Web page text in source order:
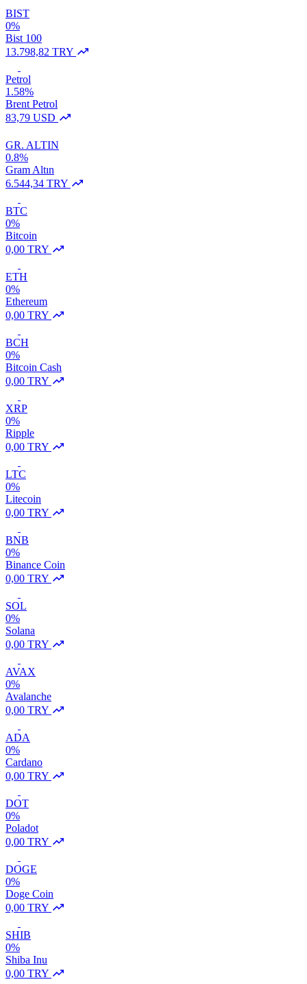
BIST
0%
Bist 100
13.798,82 TRY
Petrol
1.58%
Brent Petrol
83,79 USD
GR. ALTIN
0.8%
Gram Altın
6.544,34 TRY
BTC
0%
Bitcoin
0,00 TRY
ETH
0%
Ethereum
0,00 TRY
BCH
0%
Bitcoin Cash
0,00 TRY
XRP
0%
Ripple
0,00 TRY
LTC
0%
Litecoin
0,00 TRY
BNB
0%
Binance Coin
0,00 TRY
SOL
0%
Solana
0,00 TRY
AVAX
0%
Avalanche
0,00 TRY
ADA
0%
Cardano
0,00 TRY
DOT
0%
Poladot
0,00 TRY
DOGE
0%
Doge Coin
0,00 TRY
SHIB
0%
Shiba Inu
0,00 TRY